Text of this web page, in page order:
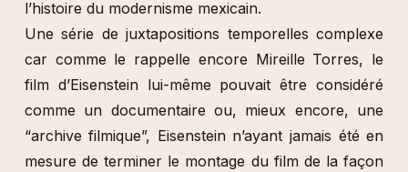
l’histoire du modernisme mexicain.
Une série de juxtapositions temporelles complexe
car comme le rappelle encore Mireille Torres, le
film d’Eisenstein lui-même pouvait être considéré
comme un documentaire ou, mieux encore, une
“archive filmique”, Eisenstein n’ayant jamais été en
mesure de terminer le montage du film de la façon